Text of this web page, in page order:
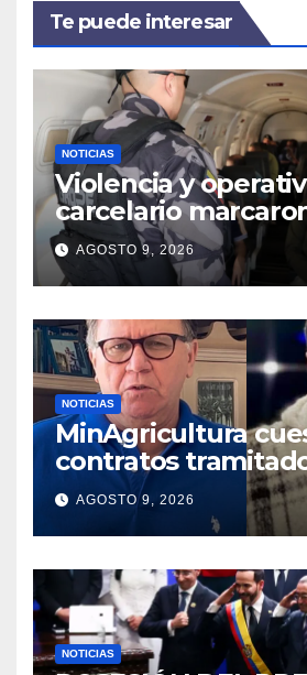
Te puede interesar
NOTICIAS
Violencia y
carcelario
primera jornada
Gobierno
AGOSTO 9, 2026
NOTICIAS
MinAgricultura
contratos
Agencia de
durante jornada
AGOSTO 9, 2026
NOTICIAS